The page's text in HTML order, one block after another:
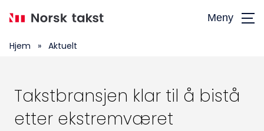
hovedinnhold
Meny
Hjem » Aktuelt
Takstbransjen klar til å bistå
etter ekstremværet